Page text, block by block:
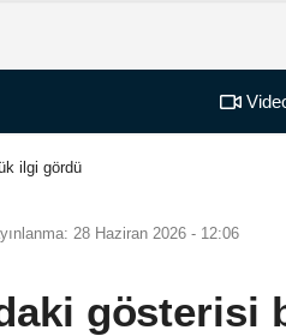
ilgi gördü
28 Haziran 2026 - 12:06